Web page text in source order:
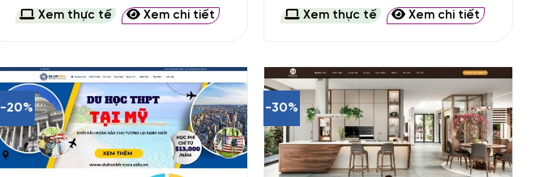
Xem thực tế Xem chi tiết Xem thực tế Xem chi tiết
-20% -30%